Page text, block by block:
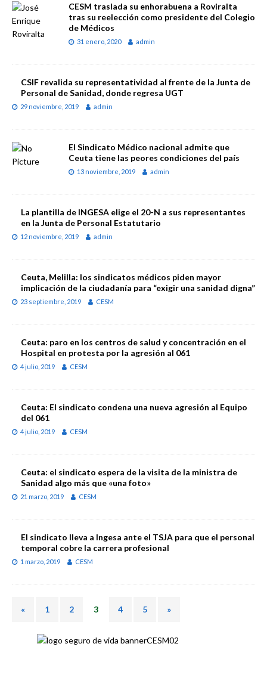
CESM traslada su enhorabuena a Roviralta
tras su reelección como presidente del Colegio
de Médicos
31 enero, 2020 admin
CSIF revalida su representatividad al frente de la Junta de
Personal de Sanidad, donde regresa UGT
29 noviembre, 2019 admin
El Sindicato Médico nacional admite que
Ceuta tiene las peores condiciones del país
13 noviembre, 2019 admin
La plantilla de INGESA elige el 20-N a sus representantes
en la Junta de Personal Estatutario
12 noviembre, 2019 admin
Ceuta, Melilla: los sindicatos médicos piden mayor
implicación de la ciudadanía para “exigir una sanidad digna”
23 septiembre, 2019 CESM
Ceuta: paro en los centros de salud y concentración en el
Hospital en protesta por la agresión al 061
4 julio, 2019 CESM
Ceuta: El sindicato condena una nueva agresión al Equipo
del 061
4 julio, 2019 CESM
Ceuta: el sindicato espera de la visita de la ministra de
Sanidad algo más que «una foto»
21 marzo, 2019 CESM
El sindicato lleva a Ingesa ante el TSJA para que el personal
temporal cobre la carrera profesional
1 marzo, 2019 CESM
« 1 2 3 4 5 »